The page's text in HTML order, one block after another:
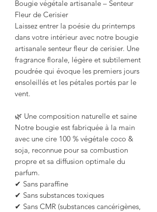
Bougie végétale artisanale – Senteur
Fleur de Cerisier
Laissez entrer la poésie du printemps
dans votre intérieur avec notre bougie
artisanale senteur fleur de cerisier. Une
fragrance florale, légère et subtilement
poudrée qui évoque les premiers jours
ensoleillés et les pétales portés par le
vent.
🌿 Une composition naturelle et saine
Notre bougie est fabriquée à la main
avec une cire 100 % végétale coco &
soja, reconnue pour sa combustion
propre et sa diffusion optimale du
parfum.
✔ Sans paraffine
✔ Sans substances toxiques
✔ Sans CMR (substances cancérigènes,